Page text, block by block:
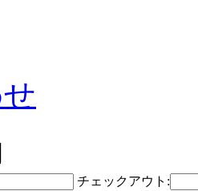
チェックアウト: